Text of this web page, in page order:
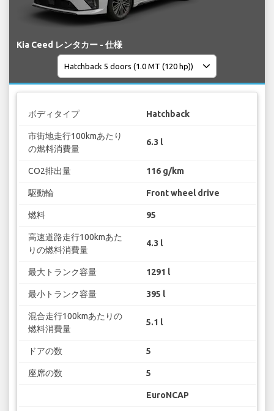
Kia Ceed レンタカー - 仕様
ボディタイプ Hatchback
市街地走行100kmあたり
の燃料消費量
6.3 l
CO2排出量 116 g/km
駆動輪 Front wheel drive
燃料 95
高速道路走行100kmあた
りの燃料消費量
4.3 l
最大トランク容量 1291 l
最小トランク容量 395 l
混合走行100kmあたりの
燃料消費量
5.1 l
ドアの数 5
座席の数 5
EuroNCAP